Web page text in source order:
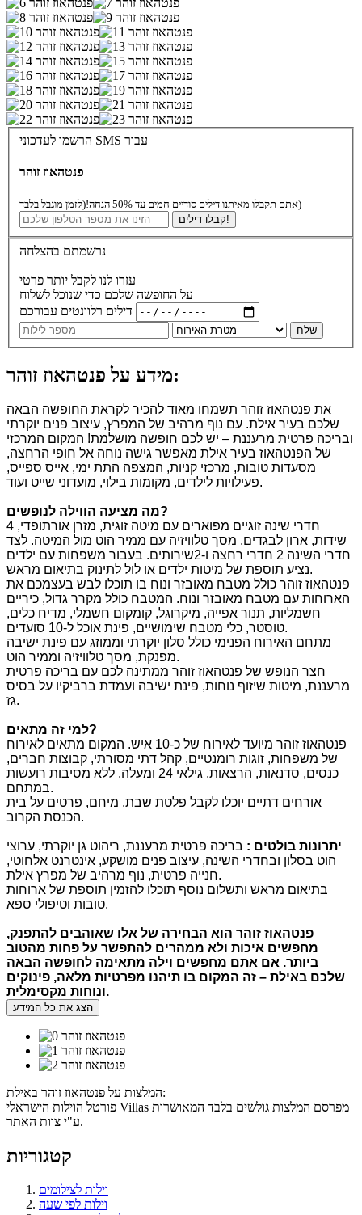
הרשמו לעדכוני SMS עבור
פנטהאוז זוהר
אתם תקבלו מאיתנו דילים סודיים חמים עד 50% הנחה!(לזמן מוגבל בלבד)
קבלו דילים!
נרשמתם בהצלחה
עזרו לנו לקבל יותר פרטי
על החופשה שלכם כדי שנוכל לשלוח
שלח
מידע על פנטהאוז זוהר:
את פנטהאוז זוהר תשמחו מאוד להכיר לקראת החופשה הבאה
שלכם בעיר אילת. עם נוף מרהיב של המפרץ, עיצוב פנים יוקרתי
ובריכה פרטית מרעננת – יש לכם חופשה מושלמת! המקום המרכזי
של הפנטהאוז בעיר אילת מאפשר גישה נוחה אל חופי הרחצה,
מסעדות טובות, מרכזי קניות, המצפה התת ימי, אייס ספייס,
פעילויות לילדים, מקומות בילוי, מועדוני שייט ועוד.
מה מציעה הווילה לנופשים?
4 חדרי שינה זוגיים מפוארים עם מיטה זוגית, מזרן אורתופדי,
שידות, ארון לבגדים, מסך טלוויזיה עם ממיר הוט מול המיטה. לצד
חדרי השינה 2 חדרי רחצה ו-2שירותים. בעבור משפחות עם ילדים
נציע תוספת של מיטות ילדים או לול לתינוק בתיאום מראש.
פנטהאוז זוהר כולל מטבח מאובזר ונוח בו תוכלו לבש בעצמכם את
הארוחות עם מטבח מאובזר ונוח. המטבח כולל מקרר גדול, כיריים
חשמליות, תנור אפייה, מיקרוגל, קומקום חשמלי, מדיח כלים,
טוסטר, כלי מטבח שימושיים, פינת אוכל ל-10 סועדים.
מתחם האירוח הפנימי כולל סלון יוקרתי וממוזג עם פינת ישיבה
מפנקת, מסך טלוויזיה וממיר הוט.
חצר הנופש של פנטהאוז זוהר ממתינה לכם עם בריכה פרטית
מרעננת, מיטות שיזוף נוחות, פינת ישיבה ועמדת ברביקיו על בסיס
גז.
למי זה מתאים?
פנטהאוז זוהר מיועד לאירוח של כ-10 איש. המקום מתאים לאירוח
של משפחות, זוגות רומנטיים, קהל דתי מסורתי, קבוצות חברים,
כנסים, סדנאות, הרצאות. גילאי 24 ומעלה. ללא מסיבות רועשות
במתחם.
אורחים דתיים יוכלו לקבל פלטת שבת, מיחם, פרטים על בית
הכנסת הקרוב.
יתרונות בולטים : בריכה פרטית מרעננת, ריהוט גן יוקרתי, ערוצי
הוט בסלון ובחדרי השינה, עיצוב פנים מושקע, אינטרנט אלחוטי,
חנייה פרטית, נוף מרהיב של מפרץ אילת.
בתיאום מראש ותשלום נוסף תוכלו להזמין תוספת של ארוחות
טובות וטיפולי ספא.
פנטהאוז זוהר הוא הבחירה של אלו שאוהבים להתפנק,
מחפשים איכות ולא ממהרים להתפשר על פחות מהטוב
ביותר. אם אתם מחפשים וילה מתאימה לחופשה הבאה
שלכם באילת – זה המקום בו תיהנו מפרטיות מלאה, פינוקים
ונוחות מקסימלית.
הצג את כל המידע
המלצות על פנטהאוז זוהר באילת:
פורטל הוילות הישראלי Villas מפרסם המלצות גולשים בלבד המאושרות
ע"י צוות האתר.
קטגוריות
וילות לצילומים
וילות לפי שעה